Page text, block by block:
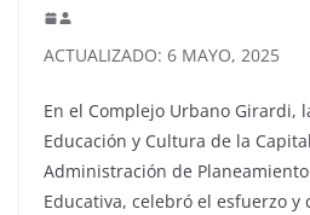
ACTUALIZADO: 6 MAYO, 2025
En el Complejo Urbano Girardi,
Educación y Cultura de la
Administración de
Educativa, celebró el esfuerzo y